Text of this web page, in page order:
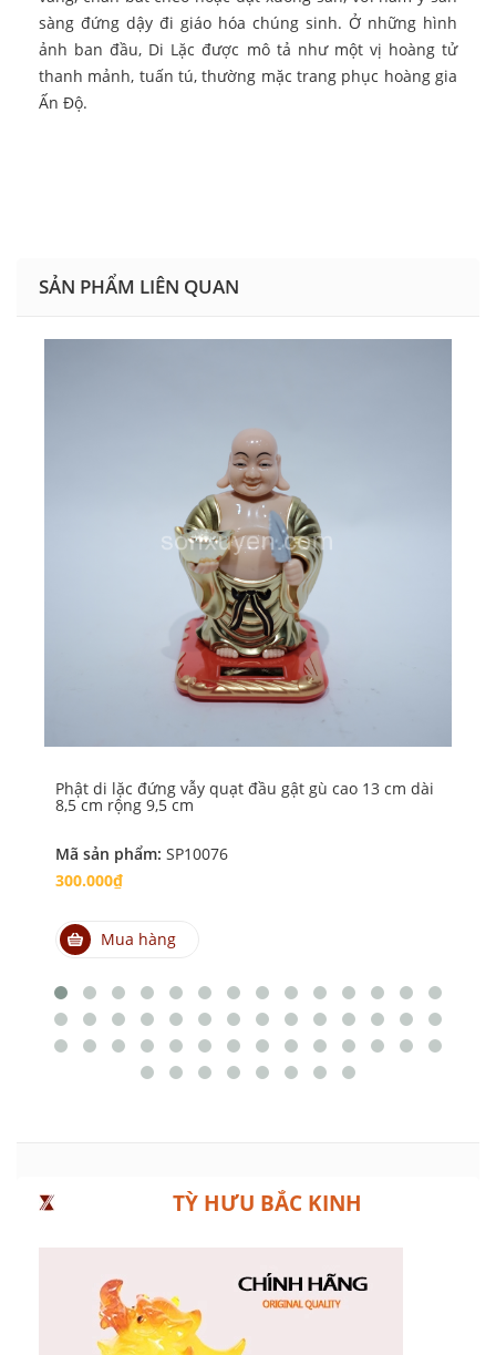
sàng đứng dậy đi giáo hóa chúng sinh. Ở những hình
ảnh ban đầu, Di Lặc được mô tả như một vị hoàng tử
thanh mảnh, tuấn tú, thường mặc trang phục hoàng gia
Ấn Độ.
SẢN PHẨM LIÊN QUAN
Phật di lặc đứng vẫy quạt đầu gật gù cao 13 cm dài
8,5 cm rộng 9,5 cm
Mã sản phẩm: SP10076
300.000₫
Mua hàng
TỲ HƯU BẮC KINH